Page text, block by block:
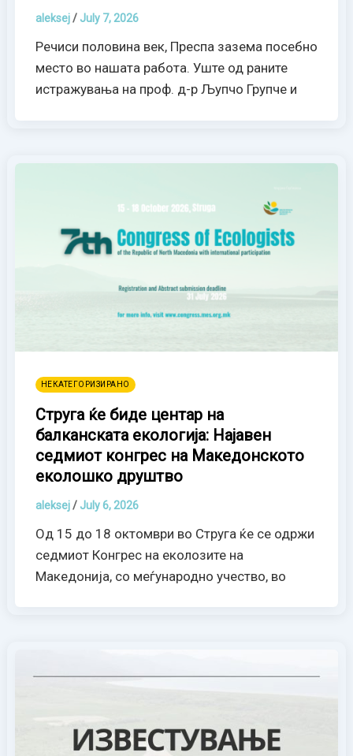
aleksej/ July 7, 2026
Речиси половина век, Преспа зазема посебно
место во нашата работа. Уште од раните
истражувања на проф. д-р Љупчо Групче и
НЕКАТЕГОРИЗИРАНО
Струга ќе биде центар на
балканската екологија: Најавен
седмиот конгрес на Македонското
еколошко друштво
aleksej/ July 6, 2026
Од 15 до 18 октомври во Струга ќе се одржи
седмиот Конгрес на еколозите на
Македонија, со меѓународно учество, во